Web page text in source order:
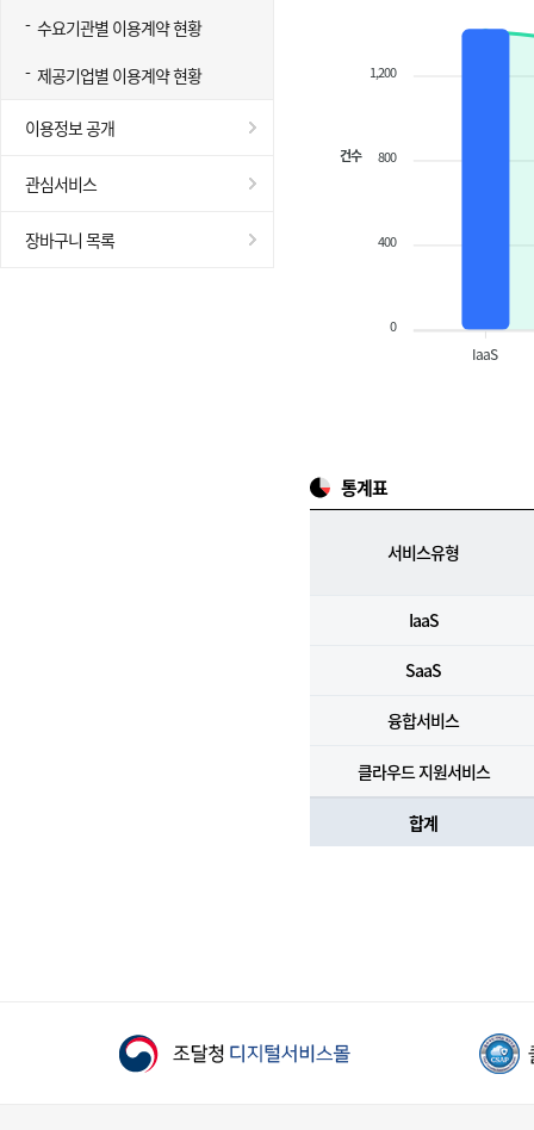
수요기관별 이용계약 현황
제공기업별 이용계약 현황
이용정보 공개
관심서비스
장바구니 목록
1,200
800
400
0
건수
IaaS
통계표
서비스유형
IaaS
SaaS
융합서비스
클라우드 지원서비스
합계